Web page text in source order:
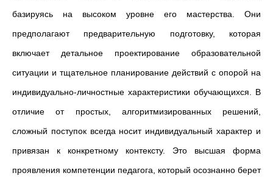
базируясь на высоком уровне его мастерства. Они
предполагают предварительную подготовку, которая
включает детальное проектирование образовательной
ситуации и тщательное планирование действий с опорой на
индивидуально-личностные характеристики обучающихся. В
отличие от простых, алгоритмизированных решений,
сложный поступок всегда носит индивидуальный характер и
привязан к конкретному контексту. Это высшая форма
проявления компетенции педагога, который осознанно берет